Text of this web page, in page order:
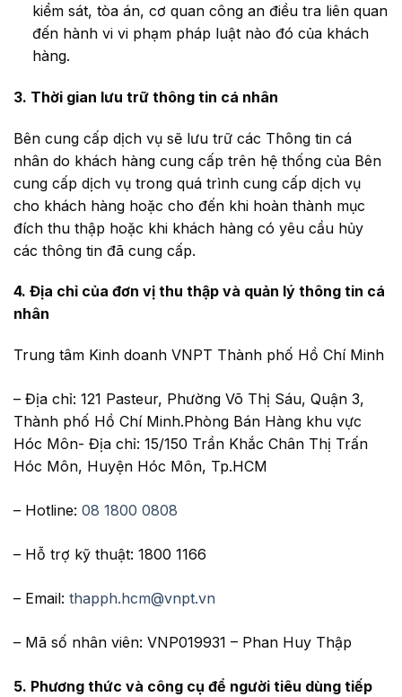
kiểm sát, tòa án, cơ quan công an điều tra liên quan
đến hành vi vi phạm pháp luật nào đó của khách
hàng.
3. Thời gian lưu trữ thông tin cá nhân
Bên cung cấp dịch vụ sẽ lưu trữ các Thông tin cá
nhân do khách hàng cung cấp trên hệ thống của Bên
cung cấp dịch vụ trong quá trình cung cấp dịch vụ
cho khách hàng hoặc cho đến khi hoàn thành mục
đích thu thập hoặc khi khách hàng có yêu cầu hủy
các thông tin đã cung cấp.
4. Địa chỉ của đơn vị thu thập và quản lý thông tin cá
nhân
Trung tâm Kinh doanh VNPT Thành phố Hồ Chí Minh
– Địa chỉ: 121 Pasteur, Phường Võ Thị Sáu, Quận 3,
Thành phố Hồ Chí Minh.Phòng Bán Hàng khu vực
Hóc Môn- Địa chỉ: 15/150 Trần Khắc Chân Thị Trấn
Hóc Môn, Huyện Hóc Môn, Tp.HCM
– Hotline: 08 1800 0808
– Hỗ trợ kỹ thuật: 1800 1166
– Email: thapph.hcm@vnpt.vn
– Mã số nhân viên: VNP019931 – Phan Huy Thập
5. Phương thức và công cụ để người tiêu dùng tiếp